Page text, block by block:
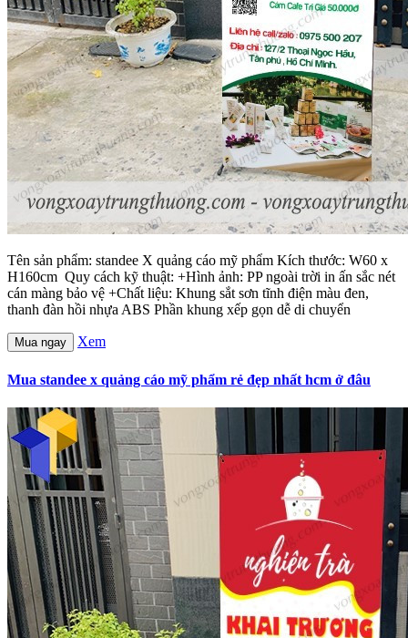
Tên sản phẩm: standee X quảng cáo mỹ phẩm Kích thước: W60 x
H160cm Quy cách kỹ thuật: +Hình ảnh: PP ngoài trời in ấn sắc nét
cán màng bảo vệ +Chất liệu: Khung sắt sơn tĩnh điện màu đen,
thanh đàn hồi nhựa ABS Phần khung xếp gọn dễ di chuyển
Mua ngay Xem
Mua standee x quảng cáo mỹ phẩm rẻ đẹp nhất hcm ở đâu